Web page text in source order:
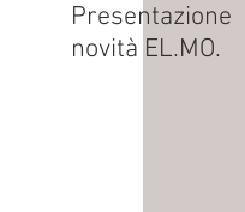
Presentazione
novità EL.MO.